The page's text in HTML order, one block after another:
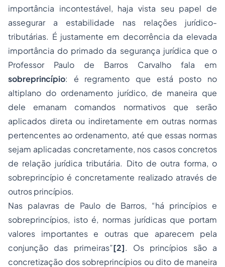
importância incontestável, haja vista seu papel de
assegurar a estabilidade nas relações jurídico-
tributárias. É justamente em decorrência da elevada
importância do primado da segurança jurídica que o
Professor Paulo de Barros Carvalho fala em
sobreprincípio: é regramento que está posto no
altiplano do ordenamento jurídico, de maneira que
dele emanam comandos normativos que serão
aplicados direta ou indiretamente em outras normas
pertencentes ao ordenamento, até que essas normas
sejam aplicadas concretamente, nos casos concretos
de relação jurídica tributária. Dito de outra forma, o
sobreprincípio é concretamente realizado através de
outros princípios.
Nas palavras de Paulo de Barros, “há princípios e
sobreprincípios, isto é, normas jurídicas que portam
valores importantes e outras que aparecem pela
conjunção das primeiras”[2]. Os princípios são a
concretização dos sobreprincípios ou dito de maneira